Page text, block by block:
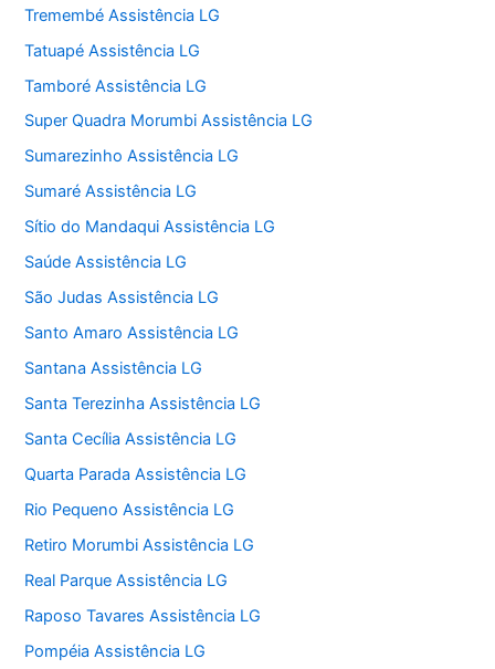
Tremembé Assistência LG
Tatuapé Assistência LG
Tamboré Assistência LG
Super Quadra Morumbi Assistência LG
Sumarezinho Assistência LG
Sumaré Assistência LG
Sítio do Mandaqui Assistência LG
Saúde Assistência LG
São Judas Assistência LG
Santo Amaro Assistência LG
Santana Assistência LG
Santa Terezinha Assistência LG
Santa Cecília Assistência LG
Quarta Parada Assistência LG
Rio Pequeno Assistência LG
Retiro Morumbi Assistência LG
Real Parque Assistência LG
Raposo Tavares Assistência LG
Pompéia Assistência LG